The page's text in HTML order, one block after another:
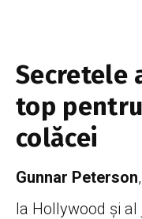
Secretele
top
colăcei
Gunnar Peterson
la Hollywood şi